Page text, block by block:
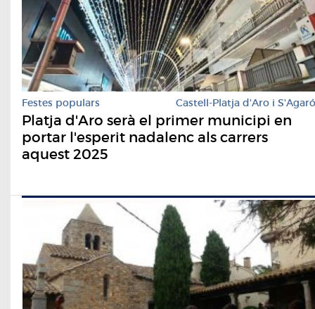
Festes populars Castell-Platja d'Aro i S'Agaró
Platja d'Aro serà el primer municipi en
portar l'esperit nadalenc als carrers
aquest 2025